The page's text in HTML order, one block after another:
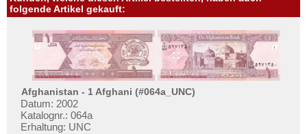
Myanmar
Nagorny Karabach
Niederländisch Indien
Nordkorea
Oman
Widerrufsbelehrung
Liefer- und Versandkosten
AGB
Impressum
folgende Artikel gekauft:
Afghanistan - 1 Afghani (#064a_UNC)
Datum: 2002
Katalognr.: 064a
Erhaltung: UNC